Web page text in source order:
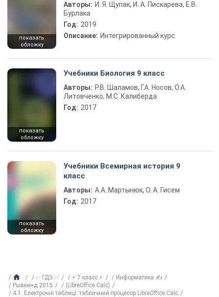
показать
обложку
Авторы: И. Я. Щупак, И. А. Пискарева, Е.В.
Бурлака
Год: 2019
Описание: Интегрированный курс
показать
обложку
Учебники Биология 9 класс
Авторы: Р.В. Шаламов, Г.А. Носов, О.А.
Литовченко, М.С. Калиберда
Год: 2017
показать
обложку
Учебники Всемирная история 9
класс
Авторы: А.А. Мартынюк, О. А. Гисем
Год: 2017
✅ ГДЗ ✅ ⚡ 7 класс ⚡
Информатика ✍
Рывкинд 2015
(LibreOffice Сalc)
4.1. Електронні таблиці. табличний процесор LibreOffice Сalc